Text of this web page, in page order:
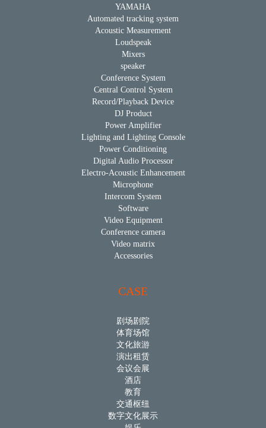
YAMAHA
Automated tracking system
Acoustic Measurement
Loudspeak
Mixers
speaker
Conference System
Central Control System
Record/Playback Device
DJ Product
Power Amplifier
Lighting and Lighting Console
Power Conditioning
Digital Audio Processor
Electro-Acoustic Enhancement
Microphone
Intercom System
Software
Video Equipment
Conference camera
Video matrix
Accessories
CASE
剧场剧院
体育场馆
文化旅游
演出租赁
会议会展
酒店
教育
交通枢纽
数字文化展示